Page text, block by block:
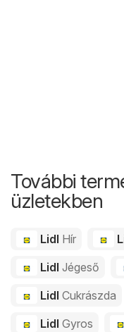
További
üzletekben
Lidl Hír
Lidl Jégeső
Lidl Cukrászda
Lidl Gyros